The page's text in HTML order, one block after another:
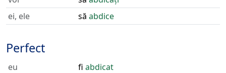
ei, ele
să abdice
Perfect
eu fi abdicat